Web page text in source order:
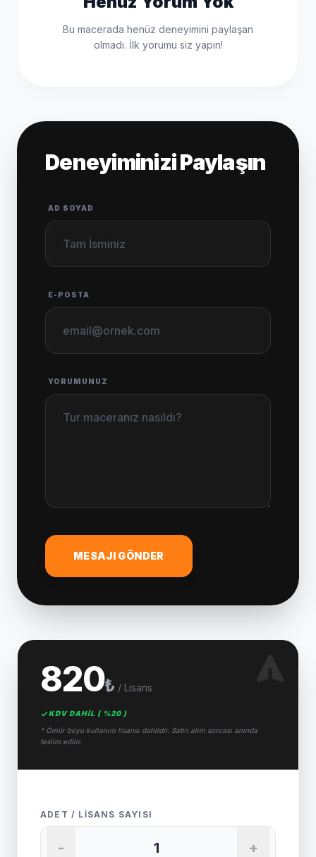
Bu macerada henüz deneyimini paylaşan
olmadı. İlk yorumu siz yapın!
Deneyiminizi Paylaşın
AD SOYAD
E-POSTA
YORUMUNUZ
MESAJI GÖNDER
820₺ / Lisans
KDV DAHİL ( %20 )
* Ömür boyu kullanım lisansı dahildir. Satın alım sonrası anında
teslim edilir.
ADET / LISANS SAYISI
- +